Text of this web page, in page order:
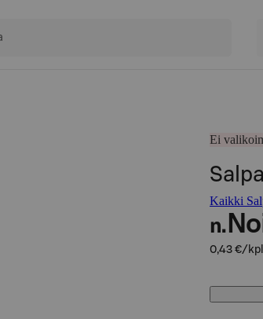
Ei
Kaikki
n.
0,43 €/kpl